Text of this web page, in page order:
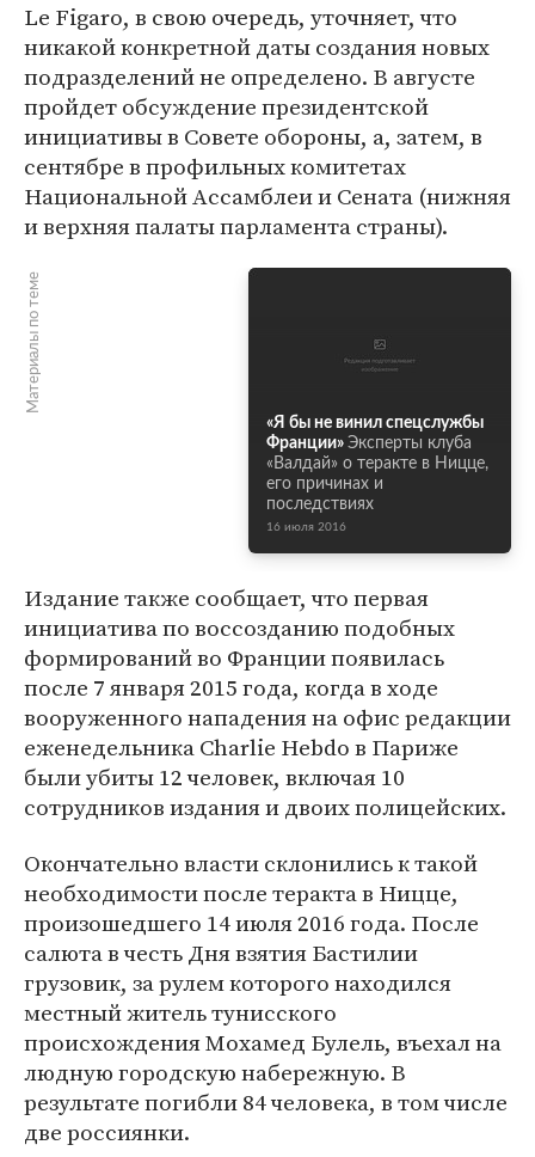
Le Figaro, в свою очередь, уточняет, что
никакой конкретной даты создания новых
подразделений не определено. В августе
пройдет обсуждение президентской
инициативы в Совете обороны, а, затем, в
сентябре в профильных комитетах
Национальной Ассамблеи и Сената (нижняя
и верхняя палаты парламента страны).
Материалы по теме
«Я бы не винил спецслужбы
Франции» Эксперты клуба
«Валдай» о теракте в Ницце,
его причинах и
последствиях
16 июля 2016
Издание также сообщает, что первая
инициатива по воссозданию подобных
формирований во Франции появилась
после 7 января 2015 года, когда в ходе
вооруженного нападения на офис редакции
еженедельника Charlie Hebdo в Париже
были убиты 12 человек, включая 10
сотрудников издания и двоих полицейских.
Окончательно власти склонились к такой
необходимости после теракта в Ницце,
произошедшего 14 июля 2016 года. После
салюта в честь Дня взятия Бастилии
грузовик, за рулем которого находился
местный житель тунисского
происхождения Мохамед Булель, въехал на
людную городскую набережную. В
результате погибли 84 человека, в том числе
две россиянки.